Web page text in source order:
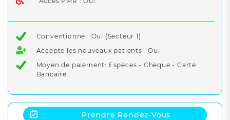
Conventionné : Oui (Secteur 1)
Accepte les nouveaux patients : Oui
Moyen de paiement: Espèces - Chèque - Carte
Bancaire
Prendre Rendez-Vous